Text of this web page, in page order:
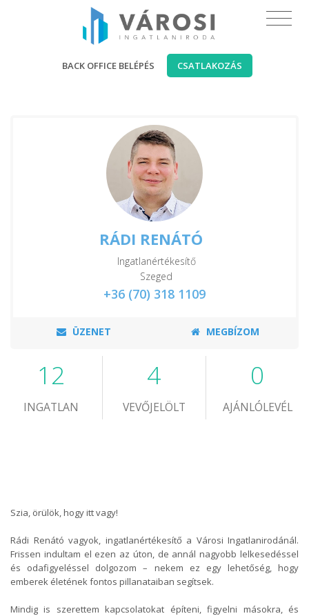
BACK OFFICE BELÉPÉS CSATLAKOZÁS
RÁDI RENÁTÓ
Ingatlanértékesítő
Szeged
+36 (70) 318 1109
ÜZENET MEGBÍZOM
12
INGATLAN
4
VEVŐJELÖLT
0
AJÁNLÓLEVÉL
Szia, örülök, hogy itt vagy!
Rádi Renátó vagyok, ingatlanértékesítő a Városi Ingatlanirodánál.
Frissen indultam el ezen az úton, de annál nagyobb lelkesedéssel
és odafigyeléssel dolgozom – nekem ez egy lehetőség, hogy
emberek életének fontos pillanataiban segítsek.
Mindig is szerettem kapcsolatokat építeni, figyelni másokra, és